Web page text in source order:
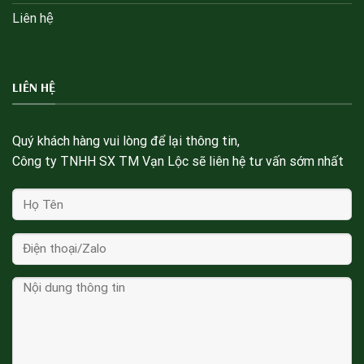
Liên hệ
LIÊN HỆ
Quý khách hàng vui lòng để lại thông tin,
Công ty TNHH SX TM Vạn Lộc sẽ liên hệ tư vấn sớm nhất